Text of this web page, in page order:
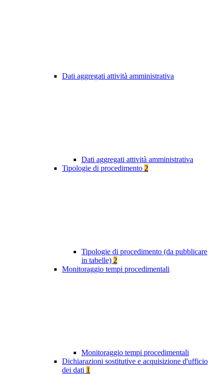
Dati aggregati attività amministrativa
Dati aggregati attività amministrativa
Tipologie di procedimento 2
Tipologie di procedimento (da pubblicare
in tabelle) 2
Monitoraggio tempi procedimentali
Monitoraggio tempi procedimentali
Dichiarazioni sostitutive e acquisizione d'ufficio
dei dati 1